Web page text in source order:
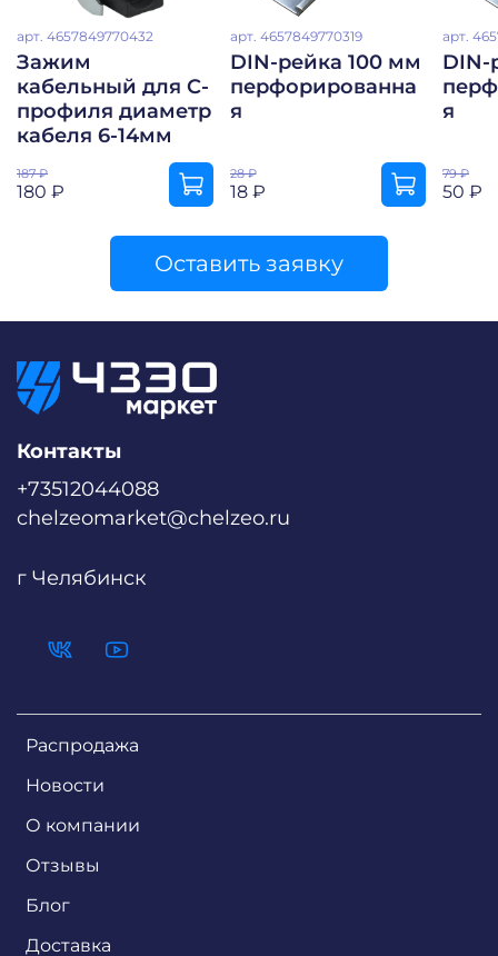
арт. 4657849770432
Зажим
кабельный для С-
профиля диаметр
кабеля 6-14мм
187 ₽
180 ₽
арт. 4657849770319
DIN-рейка 100 мм
перфорированна
я
28 ₽
18 ₽
арт.
DIN-
я
79 ₽
50 ₽
Оставить заявку
Распродажа
Новости
О компании
Отзывы
Блог
Доставка
Контакты
+73512044088
chelzeomarket@chelzeo.ru
г Челябинск